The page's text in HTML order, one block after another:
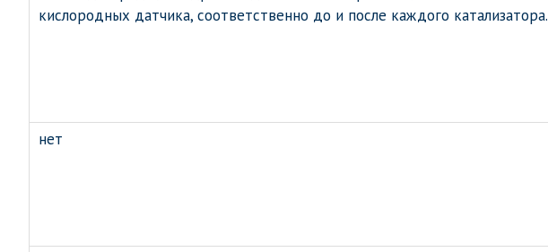
кислородных датчика, соответственно до и после каждого катализатора.
нет